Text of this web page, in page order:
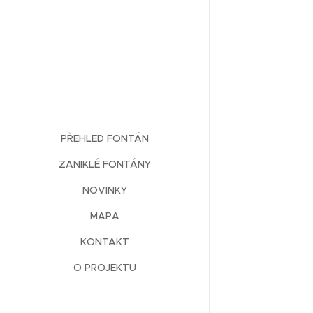
PŘEHLED FONTÁN
ZANIKLÉ FONTÁNY
NOVINKY
MAPA
KONTAKT
O PROJEKTU